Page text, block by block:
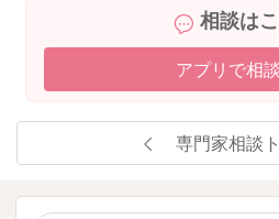
相談は
アプリで相
専門家相談